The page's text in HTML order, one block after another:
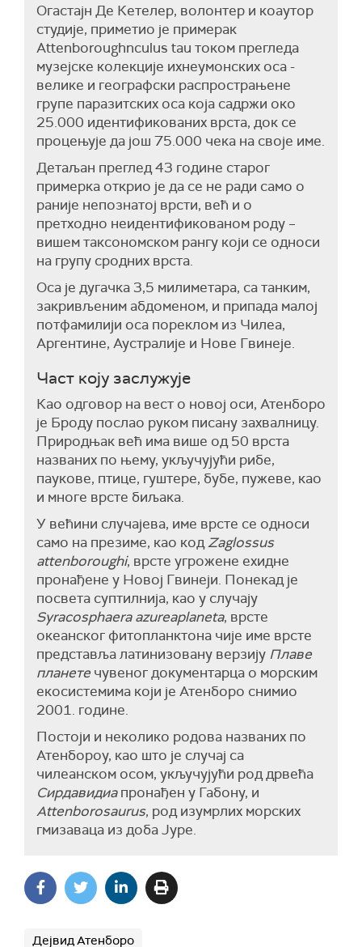
Огастајн Де Кетелер, волонтер и коаутор
студије, приметио је примерак
Attenboroughnculus tau током прегледа
музејске колекције ихнеумонских оса -
велике и географски распрострањене
групе паразитских оса која садржи око
25.000 идентификованих врста, док се
процењује да још 75.000 чека на своје име.
Детаљан преглед 43 године старог
примерка открио је да се не ради само о
раније непознатој врсти, већ и о
претходно неидентификованом роду –
вишем таксономском рангу који се односи
на групу сродних врста.
Оса је дугачка 3,5 милиметара, са танким,
закривљеним абдоменом, и припада малој
потфамилији оса пореклом из Чилеа,
Аргентине, Аустралије и Нове Гвинеје.
Част коју заслужује
Као одговор на вест о новој оси, Атенборо
је Броду послао руком писану захвалницу.
Природњак већ има више од 50 врста
названих по њему, укључујући рибе,
паукове, птице, гуштере, бубе, пужеве, као
и многе врсте биљака.
У већини случајева, име врсте се односи
само на презиме, као кодZaglossus
attenboroughi, врсте угрожене ехидне
пронађене у Новој Гвинеји. Понекад је
посвета суптилнија, као у случају
Syracosphaera azureaplaneta, врсте
океанског фитопланктона чије име врсте
представља латинизовану верзију Плаве
планете чувеног документарца о морским
екосистемима који је Атенборо снимио
2001. године.
Постоји и неколико родова названих по
Атенбороу, као што је случај са
чилеанском осом, укључујући род дрвећа
Сирдавидиапронађен у Габону, и
Attenborosaurus, род изумрлих морских
гмизаваца из доба Јуре.
Дејвид Атенборо